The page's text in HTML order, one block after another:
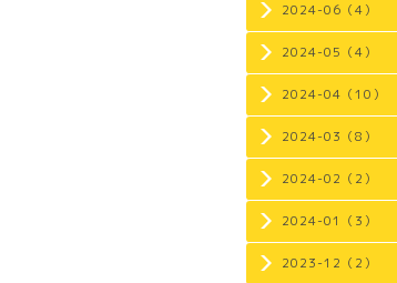
2024-06（4）
2024-05（4）
2024-04（10）
2024-03（8）
2024-02（2）
2024-01（3）
2023-12（2）